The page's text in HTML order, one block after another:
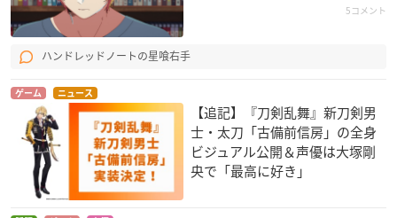
5コメント
ハンドレッドノートの星喰右手
ゲーム ニュース
【追記】『刀剣乱舞』新刀剣男
士・太刀「古備前信房」の全身
ビジュアル公開＆声優は大塚剛
央で「最高に好き」